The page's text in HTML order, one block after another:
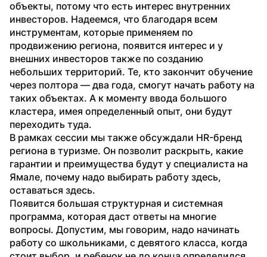
объекты, потому что есть интерес внутренних
инвесторов. Надеемся, что благодаря всем
инструментам, которые применяем по
продвижению региона, появится интерес и у
внешних инвесторов также по созданию
небольших территорий. Те, кто закончит обучение
через полтора — два года, смогут начать работу на
таких объектах. А к моменту ввода большого
кластера, имея определенный опыт, они будут
переходить туда.
В рамках сессии мы также обсуждали HR-бренд
региона в туризме. Он позволит раскрыть, какие
гарантии и преимущества будут у специалиста на
Ямале, почему надо выбирать работу здесь,
оставаться здесь.
Появится большая структурная и системная
программа, которая даст ответы на многие
вопросы. Допустим, мы говорим, надо начинать
работу со школьниками, с девятого класса, когда